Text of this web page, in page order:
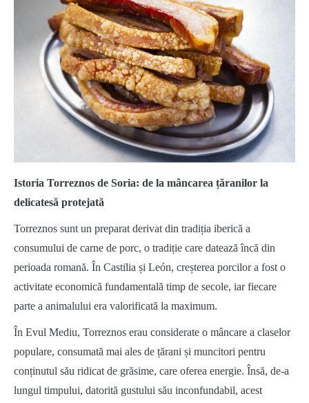
Istoria Torreznos de Soria: de la mâncarea țăranilor la
delicatesă protejată
Torreznos sunt un preparat derivat din tradiția iberică a
consumului de carne de porc, o tradiție care datează încă din
perioada romană. În Castilia și León, creșterea porcilor a fost o
activitate economică fundamentală timp de secole, iar fiecare
parte a animalului era valorificată la maximum.
În Evul Mediu, Torreznos erau considerate o mâncare a claselor
populare, consumată mai ales de țărani și muncitori pentru
conținutul său ridicat de grăsime, care oferea energie. Însă, de-a
lungul timpului, datorită gustului său inconfundabil, acest